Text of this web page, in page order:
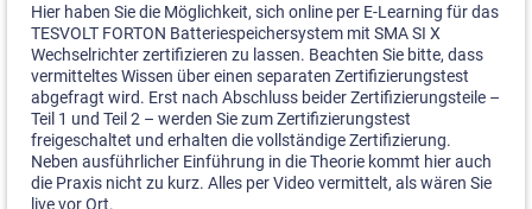
Hier haben Sie die Möglichkeit, sich online per E-Learning für das
TESVOLT FORTON Batteriespeichersystem mit SMA SI X
Wechselrichter zertifizieren zu lassen. Beachten Sie bitte, dass
vermitteltes Wissen über einen separaten Zertifizierungstest
abgefragt wird. Erst nach Abschluss beider Zertifizierungsteile –
Teil 1 und Teil 2 – werden Sie zum Zertifizierungstest
freigeschaltet und erhalten die vollständige Zertifizierung.
Neben ausführlicher Einführung in die Theorie kommt hier auch
die Praxis nicht zu kurz. Alles per Video vermittelt, als wären Sie
live vor Ort.